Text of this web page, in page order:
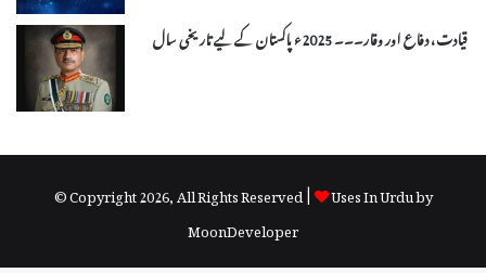
قیادت، دفاع اور وقار۔۔۔ 2025ء پاکستان کے لیے تاریخی سال
© Copyright 2026, All Rights Reserved |
Uses In Urdu by
MoonDeveloper